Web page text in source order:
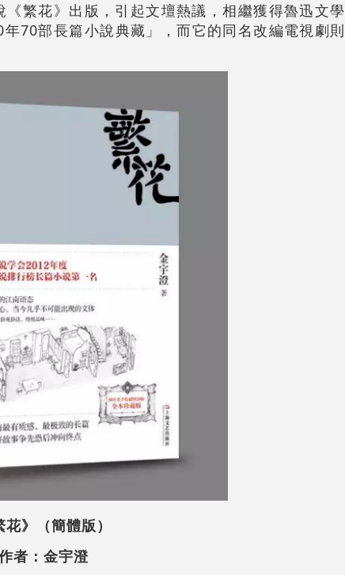
繁花》出版，引起文壇熱議，相繼獲得魯迅文學
70部長篇小說典藏」，而它的同名改編電視劇
花》（簡體版）
者：金宇澄